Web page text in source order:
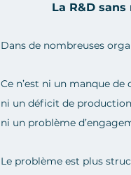
La R&D
Dans de nombreuses
Ce n’est ni un manque de
ni un déficit de
ni un problème
Le problème est plus